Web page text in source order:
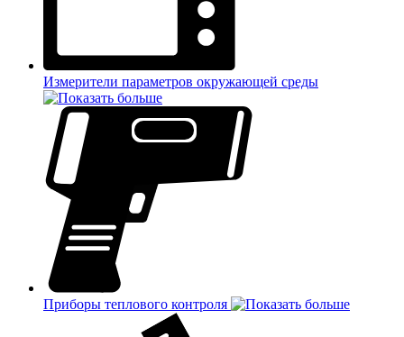
Измерители параметров окружающей среды
Приборы теплового контроля